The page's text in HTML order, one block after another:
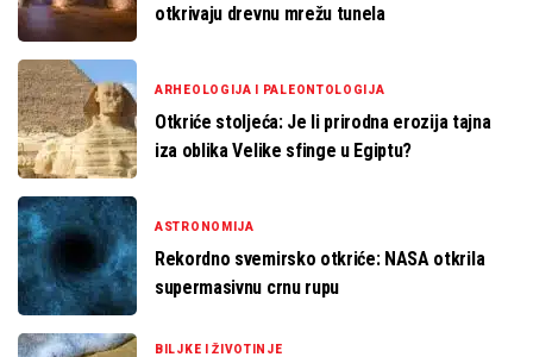
otkrivaju drevnu mrežu tunela
ARHEOLOGIJA I PALEONTOLOGIJA
Otkriće stoljeća: Je li prirodna erozija tajna
iza oblika Velike sfinge u Egiptu?
ASTRONOMIJA
Rekordno svemirsko otkriće: NASA otkrila
supermasivnu crnu rupu
BILJKE I ŽIVOTINJE